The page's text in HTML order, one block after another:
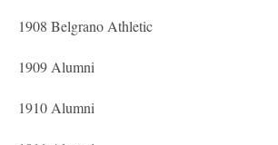
1908 Belgrano Athletic
1909 Alumni
1910 Alumni